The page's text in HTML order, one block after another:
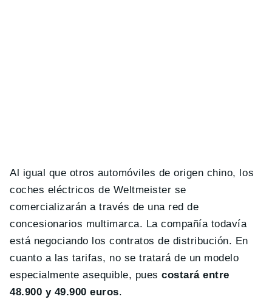
Al igual que otros automóviles de origen chino, los
coches eléctricos de Weltmeister se
comercializarán a través de una red de
concesionarios multimarca. La compañía todavía
está negociando los contratos de distribución. En
cuanto a las tarifas, no se tratará de un modelo
especialmente asequible, pues costará entre
48.900 y 49.900 euros.